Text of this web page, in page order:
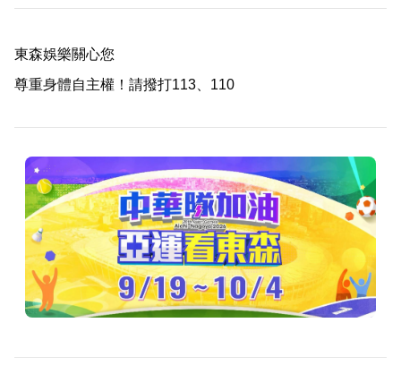
東森娛樂關心您
尊重身體自主權！請撥打113、110